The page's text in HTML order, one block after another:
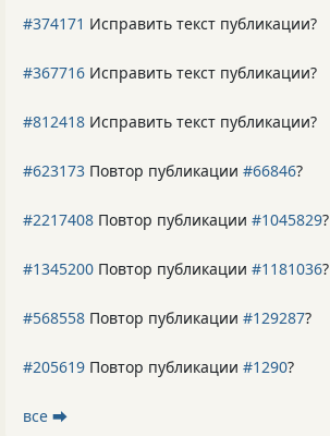
#374171 Исправить текст публикации?
#367716 Исправить текст публикации?
#812418 Исправить текст публикации?
#623173 Повтор публикации #66846?
#2217408 Повтор публикации #1045829?
#1345200 Повтор публикации #1181036?
#568558 Повтор публикации #129287?
#205619 Повтор публикации #1290?
все ⮕